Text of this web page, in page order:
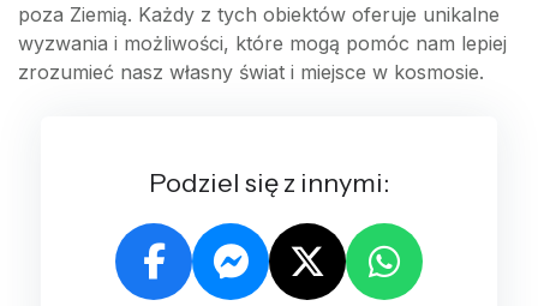
poza Ziemią. Każdy z tych obiektów oferuje unikalne
wyzwania i możliwości, które mogą pomóc nam lepiej
zrozumieć nasz własny świat i miejsce w kosmosie.
Podziel się z innymi: